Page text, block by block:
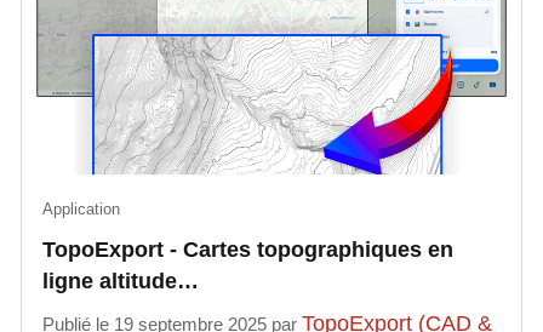
TopoExport - Cartes topographiques en
ligne altitude…
Application
Publié le 19 septembre 2025 parTopoExport (CAD &